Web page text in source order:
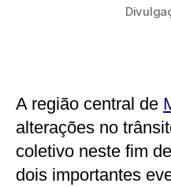
A região central de
alterações no
coletivo neste fim
dois importantes